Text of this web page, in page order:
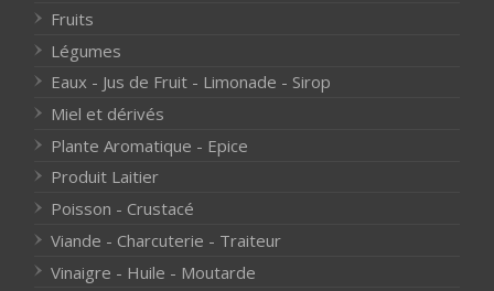
Fruits
Légumes
Eaux - Jus de Fruit - Limonade - Sirop
Miel et dérivés
Plante Aromatique - Epice
Produit Laitier
Poisson - Crustacé
Viande - Charcuterie - Traiteur
Vinaigre - Huile - Moutarde